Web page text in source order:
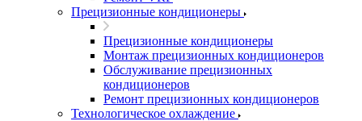
Прецизионные кондиционеры
Прецизионные кондиционеры
Монтаж прецизионных кондиционеров
Обслуживание прецизионных
кондиционеров
Ремонт прецизионных кондиционеров
Технологическое охлаждение